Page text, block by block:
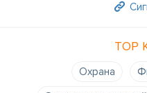
TOP
Охрана